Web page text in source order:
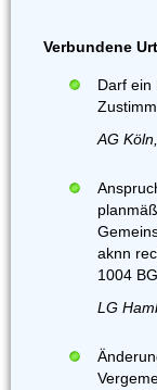
Verbundene
Darf ein
AG
aknn
1004
LG